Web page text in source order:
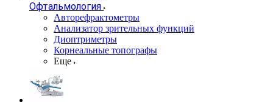
Офтальмология
Авторефрактометры
Анализатор зрительных функций
Диоптриметры
Корнеальные топографы
Еще